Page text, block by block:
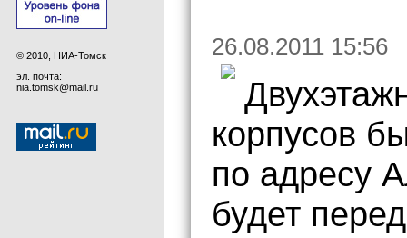
© 2010, НИА-Томск
эл. почта:
nia.tomsk@mail.ru
26.08.2011 15:56
корпусов
по адресу
будет